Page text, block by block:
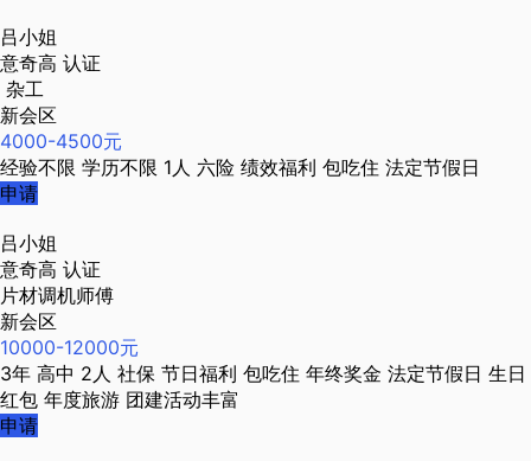
吕小姐
意奇高 认证
杂工
新会区
4000-4500元
经验不限 学历不限 1人 六险 绩效福利 包吃住 法定节假日
申请
吕小姐
意奇高 认证
片材调机师傅
新会区
10000-12000元
3年 高中 2人 社保 节日福利 包吃住 年终奖金 法定节假日 生日
红包 年度旅游 团建活动丰富
申请